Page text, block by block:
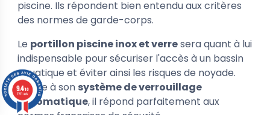
piscine. Ils répondent bien entendu aux critères
des normes de garde-corps.
Le portillon piscine inox et verresera quant à lui
indispensable pour sécuriser l'accès à un bassin
aquatique et éviter ainsi les risques de noyade.
Grâce à son système de verrouillage
automatique, il répond parfaitement aux
9.4/10
1191 avis